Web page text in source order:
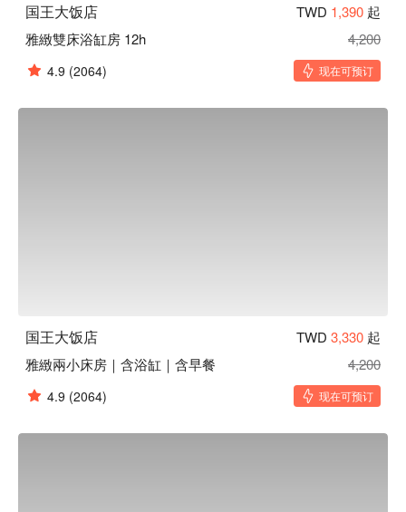
国王大饭店 TWD 1,390 起
雅緻雙床浴缸房 12h
4,200
4.9 (2064) 现在可预订
国王大饭店 TWD 3,330 起
雅緻兩小床房｜含浴缸｜含早餐
4,200
4.9 (2064) 现在可预订